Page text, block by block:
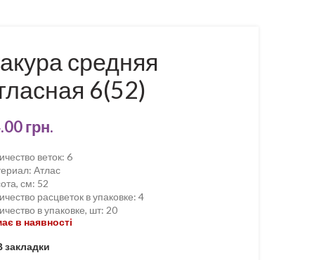
средняя
6(52)
грн.
веток: 6
: Атлас
см: 52
расцветок в упаковке: 4
в упаковке, шт: 20
в наявності
закладки